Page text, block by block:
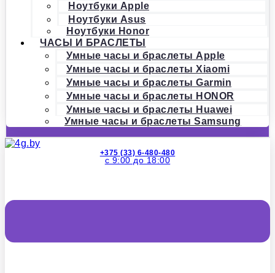
Ноутбуки Apple
Ноутбуки Asus
Ноутбуки Honor
ЧАСЫ И БРАСЛЕТЫ
Умные часы и браслеты Apple
Умные часы и браслеты Xiaomi
Умные часы и браслеты Garmin
Умные часы и браслеты HONOR
Умные часы и браслеты Huawei
Умные часы и браслеты Samsung
+375 (33) 6-480-480
с 9:00 до 18:00